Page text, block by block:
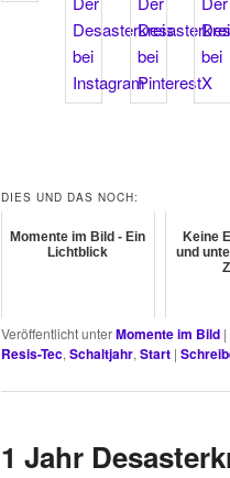
DIES UND DAS NOCH:
Momente im Bild - Ein
Lichtblick
Keine
und
Veröffentlicht unterMomente im Bild |
Resis-Tec, Schaltjahr, Start |
1 Jahr